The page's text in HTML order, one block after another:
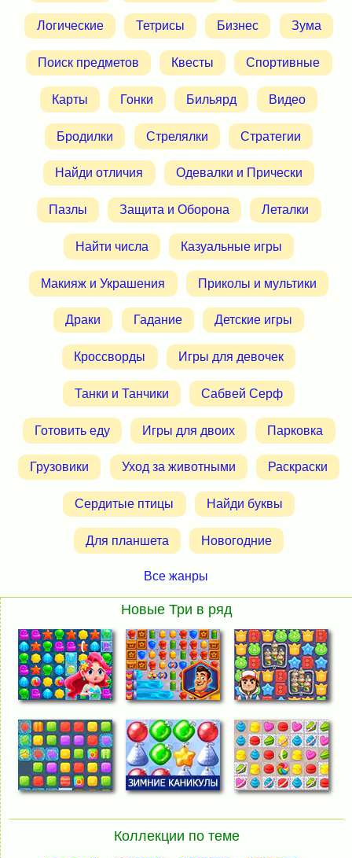
Логические Тетрисы Бизнес Зума
Поиск предметов Квесты Спортивные
Карты Гонки Бильярд Видео
Бродилки Стрелялки Стратегии
Найди отличия Одевалки и Прически
Пазлы Защита и Оборона Леталки
Найти числа Казуальные игры
Макияж и Украшения Приколы и мультики
Драки Гадание Детские игры
Кроссворды Игры для девочек
Танки и Танчики Сабвей Серф
Готовить еду Игры для двоих Парковка
Грузовики Уход за животными Раскраски
Сердитые птицы Найди буквы
Для планшета Новогодние
Все жанры
Новые Три в ряд
Коллекции по теме